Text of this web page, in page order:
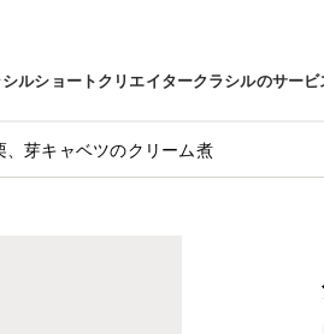
ルショートクリエイタークラシルのサービ
、芽キャベツのクリーム煮